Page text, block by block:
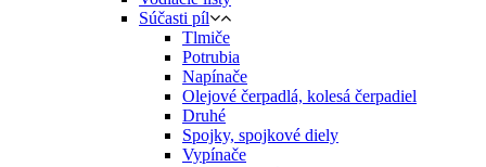
Súčasti píl
Tlmiče
Potrubia
Napínače
Olejové čerpadlá, kolesá čerpadiel
Druhé
Spojky, spojkové diely
Vypínače